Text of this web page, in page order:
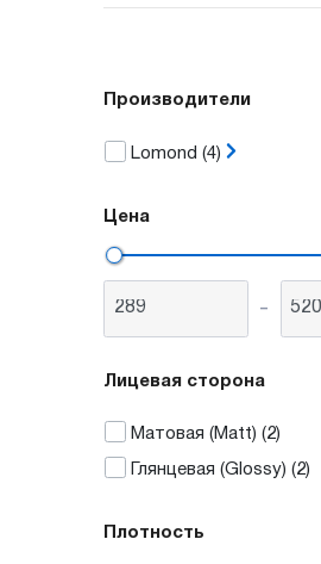
Производители
Lomond (4)
Цена
-
Лицевая сторона
Матовая (Matt) (2)
Глянцевая (Glossy) (2)
Плотность